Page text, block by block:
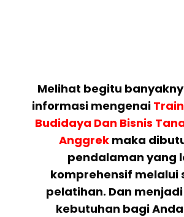
Melihat begitu
informasi mengenai
Budidaya Dan Bisnis
Anggrekmaka
pendalaman yang
komprehensif melalui
pelatihan. Dan
kebutuhan bagi